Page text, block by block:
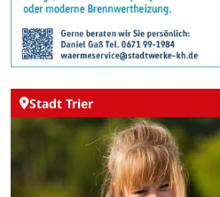
Stadt Trier